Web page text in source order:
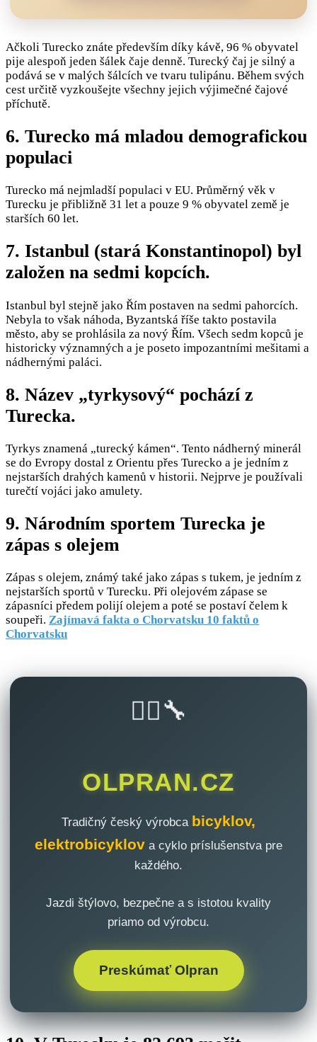
Ačkoli Turecko znáte především díky kávě, 96 % obyvatel
pije alespoň jeden šálek čaje denně. Turecký čaj je silný a
podává se v malých šálcích ve tvaru tulipánu. Během svých
cest určitě vyzkoušejte všechny jejich výjimečné čajové
příchutě.
6. Turecko má mladou demografickou
populaci
Turecko má nejmladší populaci v EU. Průměrný věk v
Turecku je přibližně 31 let a pouze 9 % obyvatel země je
starších 60 let.
7. Istanbul (stará Konstantinopol) byl
založen na sedmi kopcích.
Istanbul byl stejně jako Řím postaven na sedmi pahorcích.
Nebyla to však náhoda, Byzantská říše takto postavila
město, aby se prohlásila za nový Řím. Všech sedm kopců je
historicky významných a je poseto impozantními mešitami a
nádhernými paláci.
8. Název „tyrkysový“ pochází z
Turecka.
Tyrkys znamená „turecký kámen“. Tento nádherný minerál
se do Evropy dostal z Orientu přes Turecko a je jedním z
nejstarších drahých kamenů v historii. Nejprve je používali
turečtí vojáci jako amulety.
9. Národním sportem Turecka je
zápas s olejem
Zápas s olejem, známý také jako zápas s tukem, je jedním z
nejstarších sportů v Turecku. Při olejovém zápase se
zápasníci předem polijí olejem a poté se postaví čelem k
soupeři. Zajímavá fakta o Chorvatsku 10 faktů o
Chorvatsku
🚴‍♂️🔧
OLPRAN.CZ
Tradičný český výrobca bicyklov,
elektrobicyklov a cyklo príslušenstva pre
každého.
Jazdi štýlovo, bezpečne a s istotou kvality
priamo od výrobcu.
Preskúmať Olpran